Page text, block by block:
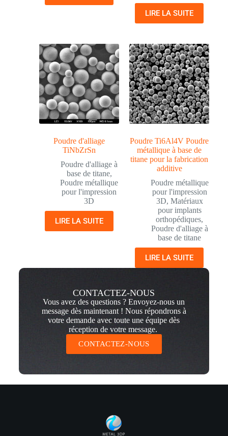
LIRE LA SUITE
Poudre d'alliage
TiNbZrSn
Poudre d'alliage à
base de titane,
Poudre métallique
pour l'impression
3D
LIRE LA SUITE
Poudre Ti6Al4V Poudre
métallique à base de
titane pour la fabrication
additive
Poudre métallique
pour l'impression
3D, Matériaux
pour implants
orthopédiques,
Poudre d'alliage à
base de titane
LIRE LA SUITE
CONTACTEZ-NOUS
Vous avez des questions ? Envoyez-nous un
message dès maintenant ! Nous répondrons à
votre demande avec toute une équipe dès
réception de votre message.
CONTACTEZ-NOUS